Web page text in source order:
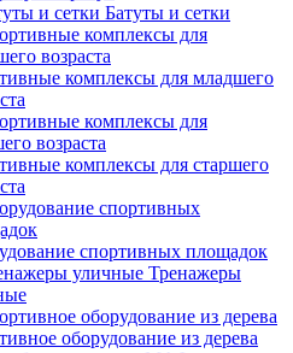
Батуты и сетки
комплексы для младшего
комплексы для старшего
спортивных площадок
Тренажеры
оборудование из дерева